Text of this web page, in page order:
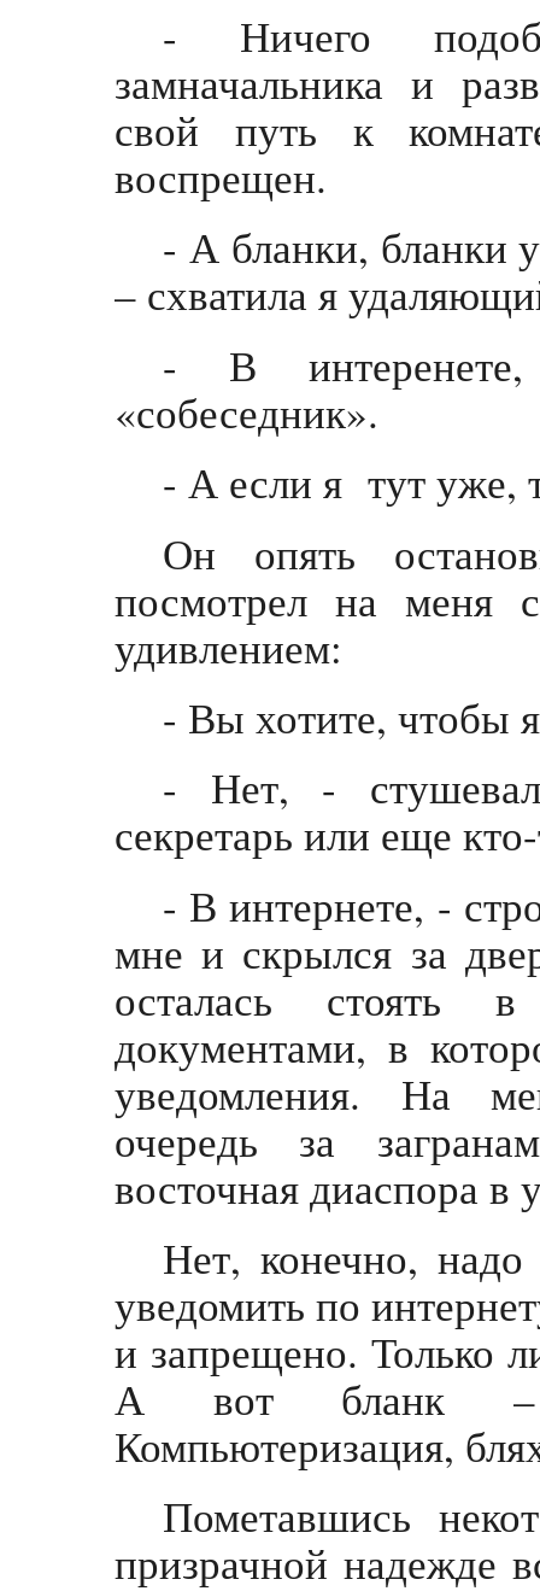
- Ничего
замначальника и
свой путь к
воспрещен.
- А бланки, бланки
– схватила я
- В
«собеседник».
- А если я тут уже,
Он опять
посмотрел на меня
удивлением:
- Вы хотите, чтобы
- Нет, -
секретарь или еще
- В интернете, -
мне и скрылся за
осталась
документами, в
уведомления. На
очередь за
восточная диаспора в
Нет, конечно,
уведомить по
и запрещено. Только
А вот бланк –
Компьютеризация,
Пометавшись
призрачной надежде